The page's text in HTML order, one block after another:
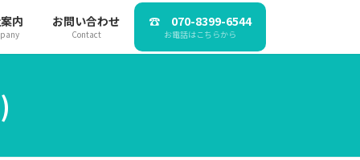
内 お問い合わせ
Contact
☎ 070-8399-6544
お電話はこちらから